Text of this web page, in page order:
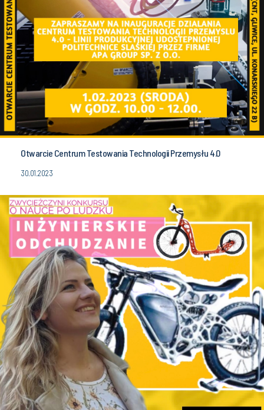
Otwarcie Centrum Testowania Technologii Przemysłu 4.0
30.01.2023